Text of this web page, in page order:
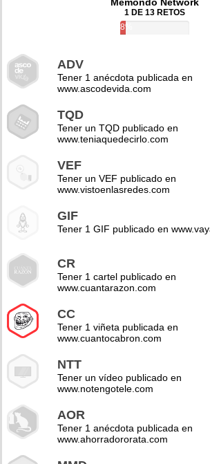
1 DE 13 RETOS
8%
ADV
Tener 1 anécdota publicada en
www.ascodevida.com
TQD
Tener un TQD publicado en
www.teniaquedecirlo.com
VEF
Tener un VEF publicado en
www.vistoenlasredes.com
GIF
Tener 1 GIF publicado en
CR
Tener 1 cartel publicado en
www.cuantarazon.com
CC
Tener 1 viñeta publicada en
www.cuantocabron.com
NTT
Tener un vídeo publicado en
www.notengotele.com
AOR
Tener 1 anécdota publicada en
www.ahorradororata.com